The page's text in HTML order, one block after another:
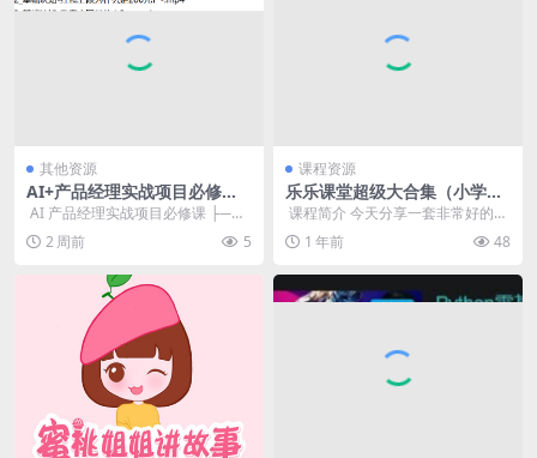
其他资源
AI+产品经理实战项目必修
课，从零到一教你学ai，零基
​ AI 产品经理实战项目必修课 ├──
100_为什么我要讲这门课？-.mp4...
2 周前 5
课程资源
乐乐课堂超级大合集（小学
+初中+高中+国学+四大名著
史大百科+科学实验等）
​ 课程简介 今天分享一套非常好的课
程，涵盖整个教育体系，从小学到
高中，再到细分...
1 年前 48